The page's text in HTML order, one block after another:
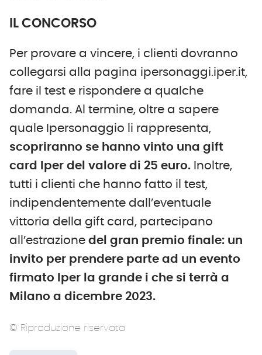
IL CONCORSO
Per provare a vincere, i clienti dovranno
collegarsi alla pagina ipersonaggi.iper.it,
fare il test e rispondere a qualche
domanda. Al termine, oltre a sapere
quale Ipersonaggio li rappresenta,
scopriranno se hanno vinto una gift
card Iper del valore di 25 euro. Inoltre,
tutti i clienti che hanno fatto il test,
indipendentemente dall’eventuale
vittoria della gift card, partecipano
all’estrazione del gran premio finale: un
invito per prendere parte ad un evento
firmato Iper la grande i che si terrà a
Milano a dicembre 2023.
© Riproduzione riservata